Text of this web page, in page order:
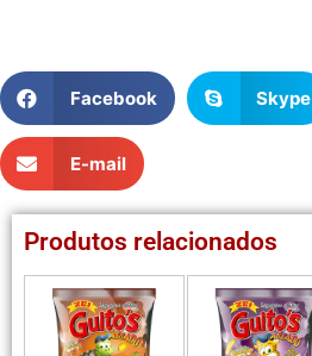
Facebook Skype
E-mail
Produtos relacionados